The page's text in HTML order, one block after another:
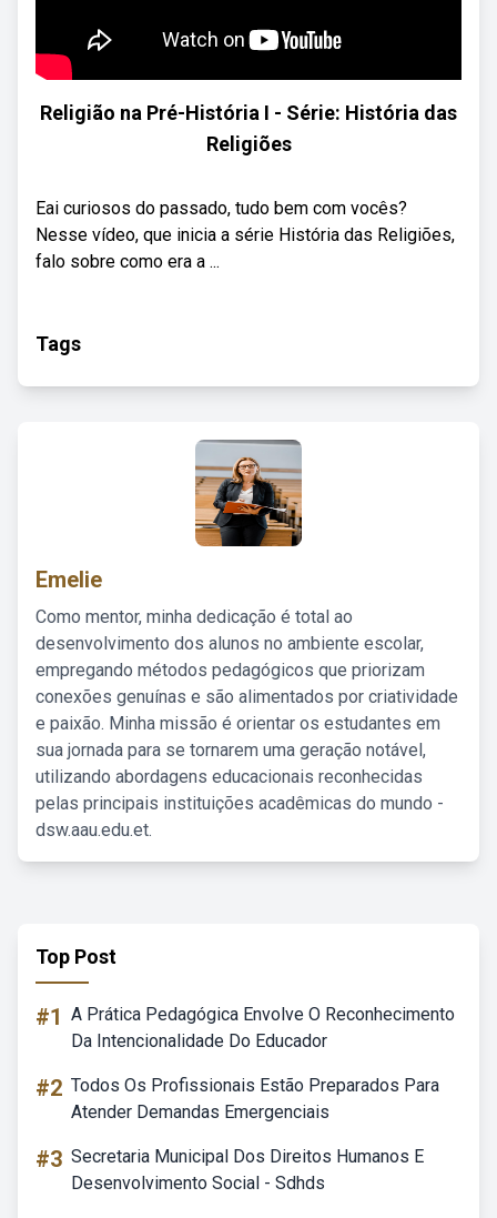
Religião na Pré-História I - Série: História das
Religiões
Eai curiosos do passado, tudo bem com vocês?
Nesse vídeo, que inicia a série História das Religiões,
falo sobre como era a ...
Tags
Emelie
Como mentor, minha dedicação é total ao
desenvolvimento dos alunos no ambiente escolar,
empregando métodos pedagógicos que priorizam
conexões genuínas e são alimentados por criatividade
e paixão. Minha missão é orientar os estudantes em
sua jornada para se tornarem uma geração notável,
utilizando abordagens educacionais reconhecidas
pelas principais instituições acadêmicas do mundo -
dsw.aau.edu.et.
Top Post
#1 A Prática Pedagógica Envolve O Reconhecimento
Da Intencionalidade Do Educador
#2 Todos Os Profissionais Estão Preparados Para
Atender Demandas Emergenciais
#3 Secretaria Municipal Dos Direitos Humanos E
Desenvolvimento Social - Sdhds